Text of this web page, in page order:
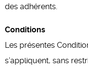
des adhérents.
Conditions
Les présentes
s’appliquent, sans